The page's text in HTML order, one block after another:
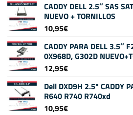
CADDY DELL 2.5″ SAS
NUEVO + TORNILLOS
10,95€
CADDY PARA DELL 3.5″
0X968D, G302D
12,95€
Dell DXD9H 2.5" CADDY
R640 R740 R740xd
10,95€